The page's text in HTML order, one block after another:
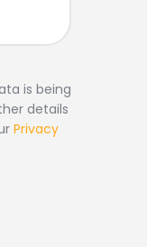
is being
details
Privacy